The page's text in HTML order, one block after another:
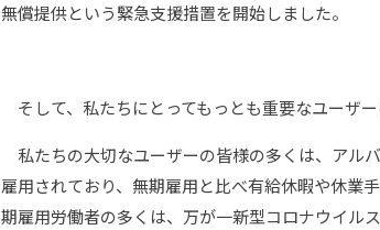
無償提供という緊急支援措置を開始しました。
そして、私たちにとってもっとも重要なユーザ
私たちの大切なユーザーの皆様の多くは、アル
雇用されており、無期雇用と比べ有給休暇や休業
期雇用労働者の多くは、万が一新型コロナウイル